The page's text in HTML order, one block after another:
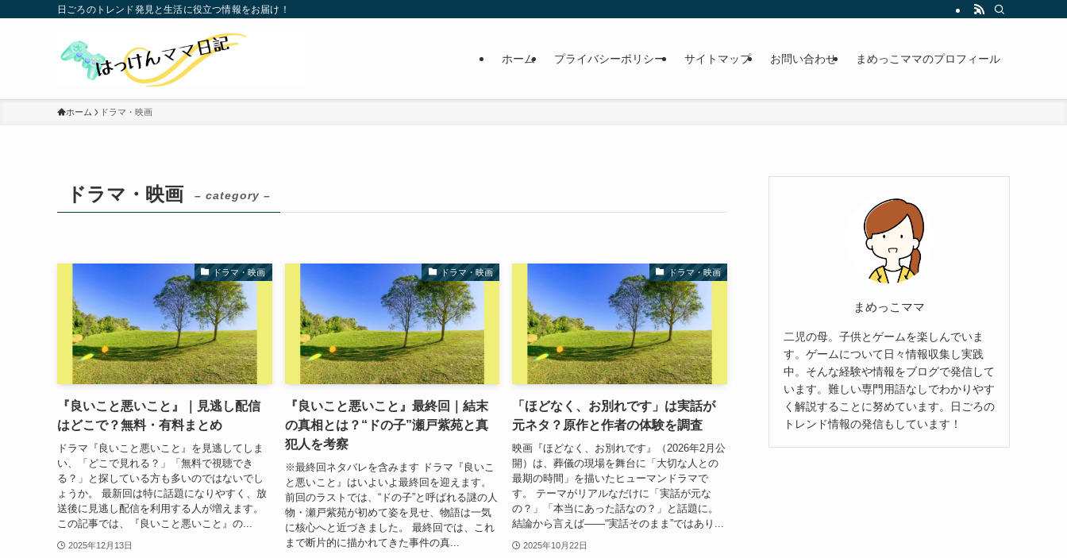
日ごろのトレンド発見と生活に役立つ情報をお届け！
ホーム プライバシーポリシー サイトマップ お問い合わせ まめっこママのプロフィール
ホーム ドラマ・映画
ドラマ・映画 – category –
ドラマ・映画
『良いこと悪いこと』｜見逃し配信
はどこで？無料・有料まとめ
ドラマ『良いこと悪いこと』を見逃してしま
い、「どこで見れる？」「無料で視聴でき
る？」と探している方も多いのではないでし
ょうか。 最新回は特に話題になりやすく、放
送後に見逃し配信を利用する人が増えます。
この記事では、『良いこと悪いこと』の...
2025年12月13日
ドラマ・映画
『良いこと悪いこと』最終回｜結末
の真相とは？“ドの子”瀬戸紫苑と真
犯人を考察
※最終回ネタバレを含みます ドラマ『良いこ
と悪いこと』はいよいよ最終回を迎えます。
前回のラストでは、“ドの子”と呼ばれる謎の人
物・瀬戸紫苑が初めて姿を見せ、物語は一気
に核心へと近づきました。 最終回では、これ
まで断片的に描かれてきた事件の真...
ドラマ・映画
「ほどなく、お別れです」は実話が
元ネタ？原作と作者の体験を調査
映画『ほどなく、お別れです』（2026年2月公
開）は、葬儀の現場を舞台に「大切な人との
最期の時間」を描いたヒューマンドラマで
す。 テーマがリアルなだけに「実話が元な
の？」「本当にあった話なの？」と話題に。
結論から言えば――“実話そのまま”ではあり...
2025年10月22日
まめっこママ
二児の母。子供とゲームを楽しんでいま
す。ゲームについて日々情報収集し実践
中。そんな経験や情報をブログで発信して
います。難しい専門用語なしでわかりやす
く解説することに努めています。日ごろの
トレンド情報の発信もしています！